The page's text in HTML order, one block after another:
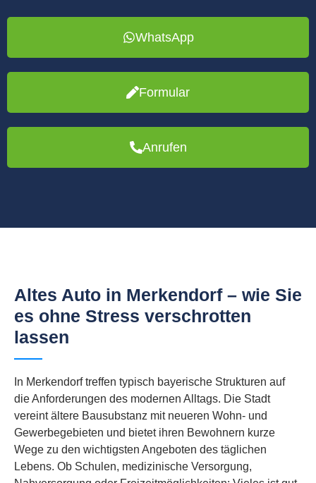
WhatsApp
Formular
Anrufen
Altes Auto in Merkendorf – wie Sie
es ohne Stress verschrotten
lassen
In Merkendorf treffen typisch bayerische Strukturen auf
die Anforderungen des modernen Alltags. Die Stadt
vereint ältere Bausubstanz mit neueren Wohn- und
Gewerbegebieten und bietet ihren Bewohnern kurze
Wege zu den wichtigsten Angeboten des täglichen
Lebens. Ob Schulen, medizinische Versorgung,